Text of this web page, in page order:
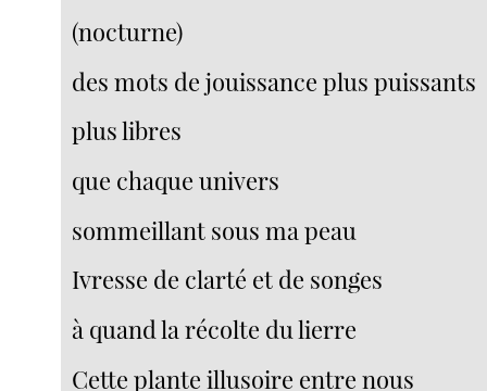
(nocturne)
des mots de jouissance plus puissants
plus libres
que chaque univers
sommeillant sous ma peau
Ivresse de clarté et de songes
à quand la récolte du lierre
Cette plante illusoire entre nous